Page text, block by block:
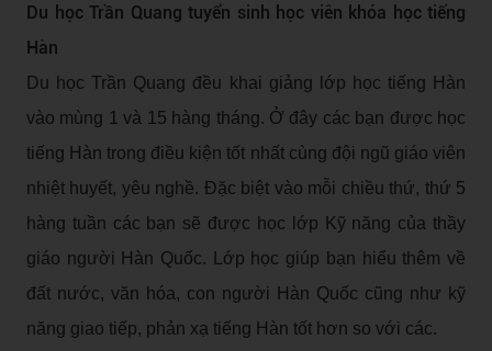
Du học Trần Quang tuyển sinh học viên khóa học tiếng
Hàn
Du học Trần Quang đều khai giảng lớp học tiếng Hàn
vào mùng 1 và 15 hàng tháng. Ở đây các bạn được học
tiếng Hàn trong điều kiện tốt nhất cùng đội ngũ giáo viên
nhiệt huyết, yêu nghề. Đặc biệt vào mỗi chiều thứ, thứ 5
hàng tuần các bạn sẽ được học lớp Kỹ năng của thầy
giáo người Hàn Quốc. Lớp học giúp bạn hiểu thêm về
đất nước, văn hóa, con người Hàn Quốc cũng như kỹ
năng giao tiếp, phản xạ tiếng Hàn tốt hơn so với các.